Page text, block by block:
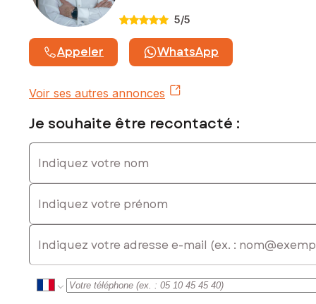
Honoraires charge vendeur
: 06 25 35 61 68, E-mail : laurent.ligonniere@safti.fr - EI -
Agent commercial immatriculé au RSAC de CRETEIL sous le
5/5
Appeler WhatsApp
Voir ses autres annonces
Je souhaite être recontacté :
Indiquez votre nom
Indiquez votre prénom
E-mail